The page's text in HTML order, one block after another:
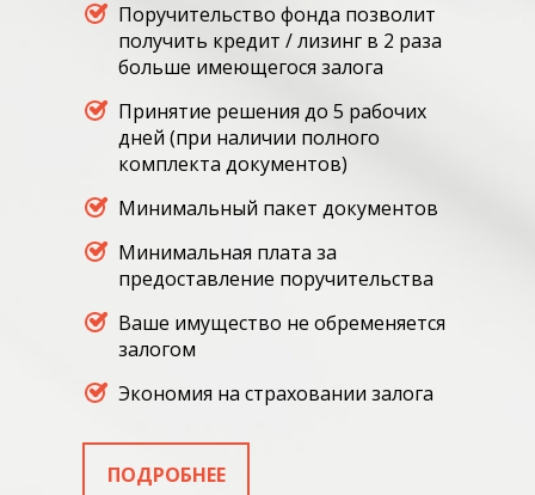
КОНКУРСЫ
И
ОТБОРЫ
О
КОРПОРАЦИИ
МСП
И
МСП
ОБОРУДОВАНИЯ
Поручительство фонда позволит
получить кредит / лизинг в 2 раза
больше имеющегося залога
Принятие решения до 5 рабочих
дней (при наличии полного
комплекта документов)
Минимальный пакет документов
Минимальная плата за
предоставление поручительства
Ваше имущество не обременяется
залогом
Экономия на страховании залога
ПОДРОБНЕЕ